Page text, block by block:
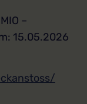
–
15.05.2026